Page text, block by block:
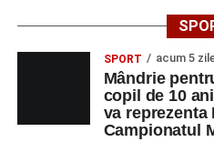
concert susținut
Orele 10:00–19:00
Sebeșului la Fotbal
Under 11);
SPORT acum 5
Mândrie
copil de 10
va reprezenta
Campionatul